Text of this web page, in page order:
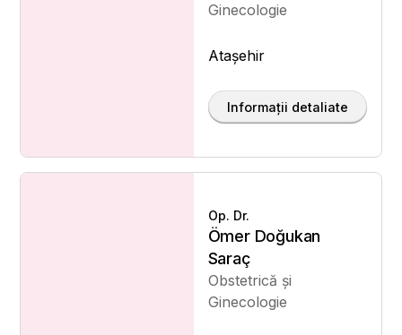
Ginecologie
Ataşehir
Informații detaliate
Op. Dr.
Ömer Doğukan
Saraç
Obstetrică și
Ginecologie